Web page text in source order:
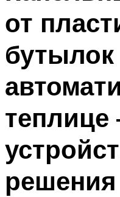
от
бутылок
теплице
решения